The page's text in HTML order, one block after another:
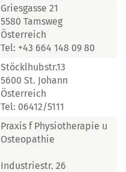
Griesgasse 21
5580 Tamsweg
Österreich
Tel: +43 664 148 09 80
Stöcklhubstr.13
5600 St. Johann
Österreich
Tel: 06412/5111
Praxis f Physiotherapie u
Osteopathie
Industriestr. 26